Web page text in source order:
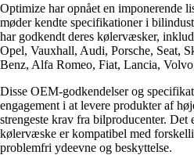
Optimize har opnået en imponerende
møder kendte specifikationer i
har godkendt deres kølervæsker,
Opel, Vauxhall, Audi, Porsche, Seat,
Benz, Alfa Romeo, Fiat, Lancia,
Disse OEM-godkendelser og
engagement i at levere produkter af
strengeste krav fra bilproducenter. Det
kølervæske er kompatibel med
problemfri ydeevne og beskyttelse.